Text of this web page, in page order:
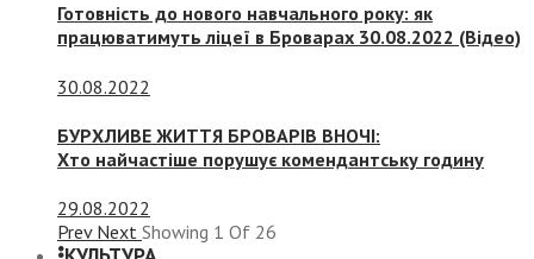
Готовність до нового навчального року: як
працюватимуть ліцеї в Броварах 30.08.2022 (Відео)
30.08.2022
БУРХЛИВЕ ЖИТТЯ БРОВАРІВ ВНОЧІ:
Хто найчастіше порушує комендантську годину
29.08.2022
Prev Next Showing 1 Of 26